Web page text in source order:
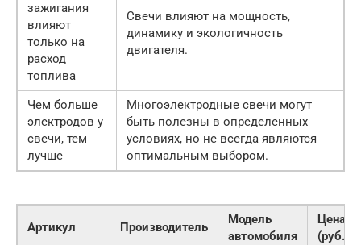
зажигания
влияют
только на
расход
топлива
Свечи влияют на мощность,
динамику и экологичность
двигателя.
Чем больше
электродов у
свечи, тем
лучше
Многоэлектродные свечи могут
быть полезны в определенных
условиях, но не всегда являются
оптимальным выбором.
Артикул Производитель
Модель
автомобиля
Цена
(руб.)